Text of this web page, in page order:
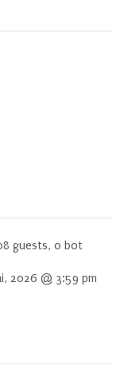
guests, 0 bot
2026 @ 3:59 pm